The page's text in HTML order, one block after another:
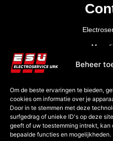
Beheer
Om de beste ervaringen te bieden,
cookies om informatie over je
Door in te stemmen met deze
surfgedrag of unieke ID's op deze
geeft of uw toestemming intrekt,
bepaalde functies en mogelijkheden.